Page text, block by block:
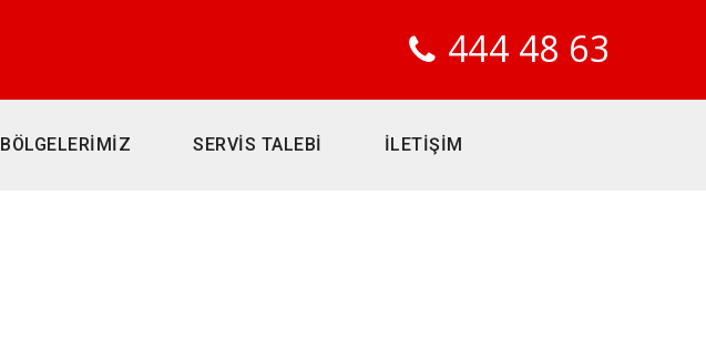
444 48 63
BÖLGELERİMİZ SERVİS TALEBİ İLETİŞİM